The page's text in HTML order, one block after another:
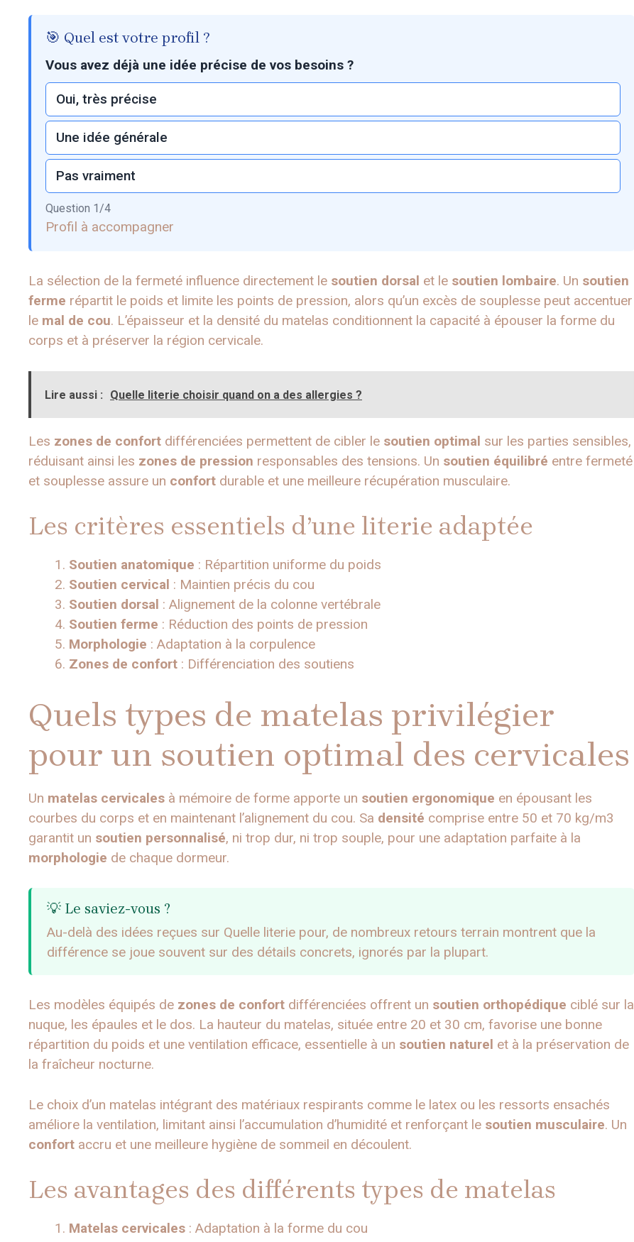
🎯 Quel est votre profil ?
Vous avez déjà une idée précise de vos besoins ?
Oui, très précise
Une idée générale
Pas vraiment
Question 1 /4
Profil à accompagner
La sélection de la fermeté influence directement le soutien dorsal et le soutien lombaire. Un soutien
ferme répartit le poids et limite les points de pression, alors qu’un excès de souplesse peut accentuer
le mal de cou. L’épaisseur et la densité du matelas conditionnent la capacité à épouser la forme du
corps et à préserver la région cervicale.
Lire aussi : Quelle literie choisir quand on a des allergies ?
Les zones de confort différenciées permettent de cibler le soutien optimal sur les parties sensibles,
réduisant ainsi les zones de pression responsables des tensions. Un soutien équilibré entre fermeté
et souplesse assure un confort durable et une meilleure récupération musculaire.
Les critères essentiels d’une literie adaptée
Soutien anatomique : Répartition uniforme du poids
Soutien cervical : Maintien précis du cou
Soutien dorsal : Alignement de la colonne vertébrale
Soutien ferme : Réduction des points de pression
Morphologie : Adaptation à la corpulence
Zones de confort : Différenciation des soutiens
Quels types de matelas privilégier
pour un soutien optimal des cervicales
Un matelas cervicales à mémoire de forme apporte un soutien ergonomique en épousant les
courbes du corps et en maintenant l’alignement du cou. Sa densité comprise entre 50 et 70 kg/m3
garantit un soutien personnalisé, ni trop dur, ni trop souple, pour une adaptation parfaite à la
morphologie de chaque dormeur.
💡 Le saviez-vous ?
Au-delà des idées reçues sur Quelle literie pour, de nombreux retours terrain montrent que la
différence se joue souvent sur des détails concrets, ignorés par la plupart.
Les modèles équipés de zones de confort différenciées offrent un soutien orthopédique ciblé sur la
nuque, les épaules et le dos. La hauteur du matelas, située entre 20 et 30 cm, favorise une bonne
répartition du poids et une ventilation efficace, essentielle à un soutien naturel et à la préservation de
la fraîcheur nocturne.
Le choix d’un matelas intégrant des matériaux respirants comme le latex ou les ressorts ensachés
améliore la ventilation, limitant ainsi l’accumulation d’humidité et renforçant le soutien musculaire. Un
confort accru et une meilleure hygiène de sommeil en découlent.
Les avantages des différents types de matelas
Matelas cervicales : Adaptation à la forme du cou